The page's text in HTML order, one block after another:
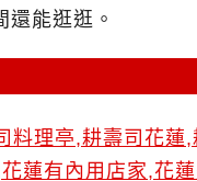
能逛逛。